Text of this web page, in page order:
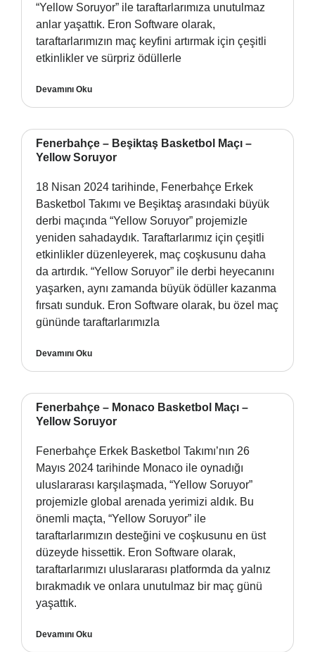
“Yellow Soruyor” ile taraftarlarımıza unutulmaz
anlar yaşattık. Eron Software olarak,
taraftarlarımızın maç keyfini artırmak için çeşitli
etkinlikler ve sürpriz ödüllerle
Devamını Oku
Fenerbahçe – Beşiktaş Basketbol Maçı –
Yellow Soruyor
18 Nisan 2024 tarihinde, Fenerbahçe Erkek
Basketbol Takımı ve Beşiktaş arasındaki büyük
derbi maçında “Yellow Soruyor” projemizle
yeniden sahadaydık. Taraftarlarımız için çeşitli
etkinlikler düzenleyerek, maç coşkusunu daha
da artırdık. “Yellow Soruyor” ile derbi heyecanını
yaşarken, aynı zamanda büyük ödüller kazanma
fırsatı sunduk. Eron Software olarak, bu özel maç
gününde taraftarlarımızla
Devamını Oku
Fenerbahçe – Monaco Basketbol Maçı –
Yellow Soruyor
Fenerbahçe Erkek Basketbol Takımı’nın 26
Mayıs 2024 tarihinde Monaco ile oynadığı
uluslararası karşılaşmada, “Yellow Soruyor”
projemizle global arenada yerimizi aldık. Bu
önemli maçta, “Yellow Soruyor” ile
taraftarlarımızın desteğini ve coşkusunu en üst
düzeyde hissettik. Eron Software olarak,
taraftarlarımızı uluslararası platformda da yalnız
bırakmadık ve onlara unutulmaz bir maç günü
yaşattık.
Devamını Oku